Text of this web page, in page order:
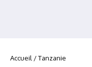
Accueil /Tanzanie